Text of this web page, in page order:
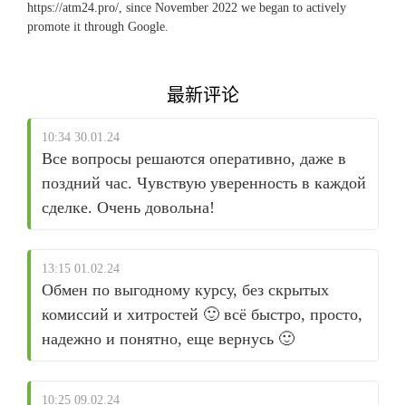
https://atm24.pro/, since November 2022 we began to actively
promote it through Google.
最新评论
10:34 30.01.24
Все вопросы решаются оперативно, даже в
поздний час. Чувствую уверенность в каждой
сделке. Очень довольна!
13:15 01.02.24
Обмен по выгодному курсу, без скрытых
комиссий и хитростей 🙂 всё быстро, просто,
надежно и понятно, еще вернусь 🙂
10:25 09.02.24